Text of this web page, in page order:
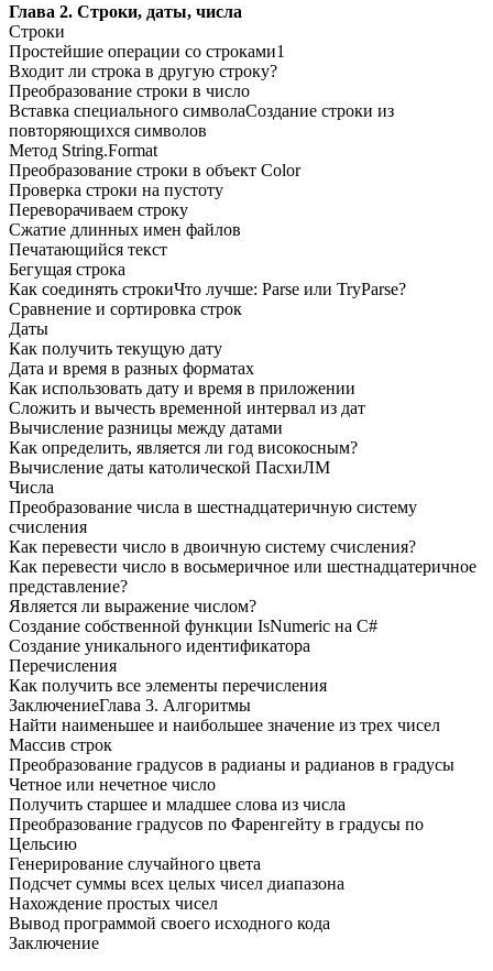
Глава 2. Строки, даты, числа
Строки
Простейшие операции со строками1
Входит ли строка в другую строку?
Преобразование строки в число
Вставка специального символаСоздание строки из
повторяющихся символов
Метод String.Format
Преобразование строки в объект Color
Проверка строки на пустоту
Переворачиваем строку
Сжатие длинных имен файлов
Печатающийся текст
Бегущая строка
Как соединять строкиЧто лучше: Parse или TryParse?
Сравнение и сортировка строк
Даты
Как получить текущую дату
Дата и время в разных форматах
Как использовать дату и время в приложении
Сложить и вычесть временной интервал из дат
Вычисление разницы между датами
Как определить, является ли год високосным?
Вычисление даты католической ПасхиЛМ
Числа
Преобразование числа в шестнадцатеричную систему
счисления
Как перевести число в двоичную систему счисления?
Как перевести число в восьмеричное или шестнадцатеричное
представление?
Является ли выражение числом?
Создание собственной функции IsNumeric на С#
Создание уникального идентификатора
Перечисления
Как получить все элементы перечисления
ЗаключениеГлава 3. Алгоритмы
Найти наименьшее и наибольшее значение из трех чисел
Массив строк
Преобразование градусов в радианы и радианов в градусы
Четное или нечетное число
Получить старшее и младшее слова из числа
Преобразование градусов по Фаренгейту в градусы по
Цельсию
Генерирование случайного цвета
Подсчет суммы всех целых чисел диапазона
Нахождение простых чисел
Вывод программой своего исходного кода
Заключение